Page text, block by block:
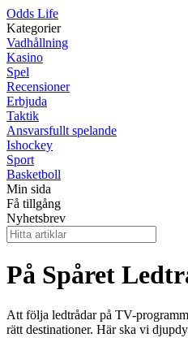
Odds Life
Kategorier
Vadhållning
Kasino
Spel
Recensioner
Erbjuda
Taktik
Ansvarsfullt spelande
Ishockey
Sport
Basketboll
Min sida
Få tillgång
Nyhetsbrev
På Spåret
Att följa ledtrådar på TV-
rätt destinationer. Här ska vi